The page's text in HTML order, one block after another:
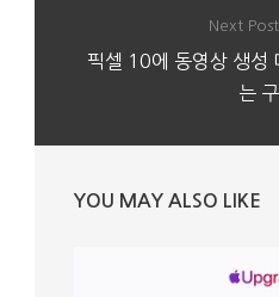
Next Post
픽셀 10에 동영상 생성
는
YOU MAY ALSO LIKE